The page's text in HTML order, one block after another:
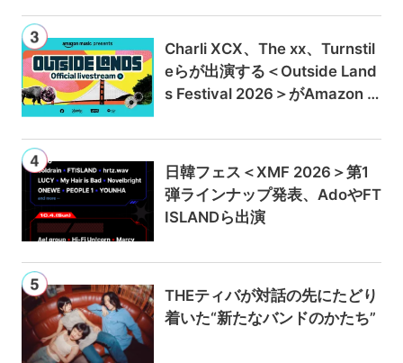
Charli XCX、The xx、Turnstil
eらが出演する＜Outside Land
s Festival 2026＞がAmazon M
ブ配信
日韓フェス＜XMF 2026＞第1
弾ラインナップ発表、AdoやFT
ISLANDら出演
THEティバが対話の先にたどり
着いた“新たなバンドのかたち”